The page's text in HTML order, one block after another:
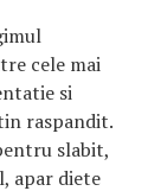
cele mai
si
raspandit.
slabit,
apar diete